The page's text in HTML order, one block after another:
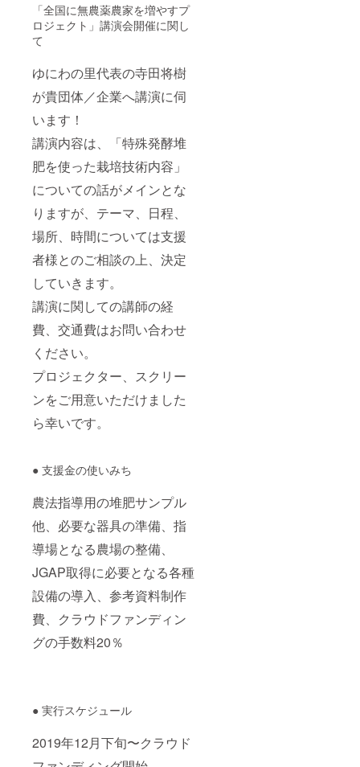
「全国に無農薬農家を増やすプ
ロジェクト」講演会開催に関し
て
ゆにわの里代表の寺田将樹
が貴団体／企業へ講演に伺
います！
講演内容は、「特殊発酵堆
肥を使った栽培技術内容」
についての話がメインとな
りますが、テーマ、日程、
場所、時間については支援
者様とのご相談の上、決定
していきます。
講演に関しての講師の経
費、交通費はお問い合わせ
ください。
プロジェクター、スクリー
ンをご用意いただけました
ら幸いです。
● 支援金の使いみち
農法指導用の堆肥サンプル
他、必要な器具の準備、指
導場となる農場の整備、
JGAP取得に必要となる各種
設備の導入、参考資料制作
費、クラウドファンディン
グの手数料20％
● 実行スケジュール
2019年12月下旬〜クラウド